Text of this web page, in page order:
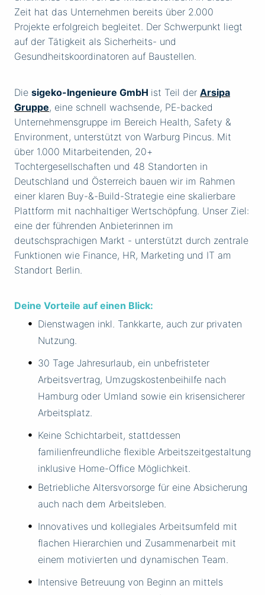
Zeit hat das Unternehmen bereits über 2.000
Projekte erfolgreich begleitet. Der Schwerpunkt liegt
auf der Tätigkeit als Sicherheits- und
Gesundheitskoordinatoren auf Baustellen.
Die sigeko-Ingenieure GmbH ist Teil der Arsipa
Gruppe, eine schnell wachsende, PE-backed
Unternehmensgruppe im Bereich Health, Safety &
Environment, unterstützt von Warburg Pincus. Mit
über 1.000 Mitarbeitenden, 20+
Tochtergesellschaften und 48 Standorten in
Deutschland und Österreich bauen wir im Rahmen
einer klaren Buy-&-Build-Strategie eine skalierbare
Plattform mit nachhaltiger Wertschöpfung. Unser Ziel:
eine der führenden Anbieterinnen im
deutschsprachigen Markt - unterstützt durch zentrale
Funktionen wie Finance, HR, Marketing und IT am
Standort Berlin.
Deine Vorteile auf einen Blick:
Dienstwagen inkl. Tankkarte, auch zur privaten
Nutzung.
30 Tage Jahresurlaub, ein unbefristeter
Arbeitsvertrag, Umzugskostenbeihilfe nach
Hamburg oder Umland sowie ein krisensicherer
Arbeitsplatz.
Keine Schichtarbeit, stattdessen
familienfreundliche flexible Arbeitszeitgestaltung
inklusive Home-Office Möglichkeit.
Betriebliche Altersvorsorge für eine Absicherung
auch nach dem Arbeitsleben.
Innovatives und kollegiales Arbeitsumfeld mit
flachen Hierarchien und Zusammenarbeit mit
einem motivierten und dynamischen Team.
Intensive Betreuung von Beginn an mittels